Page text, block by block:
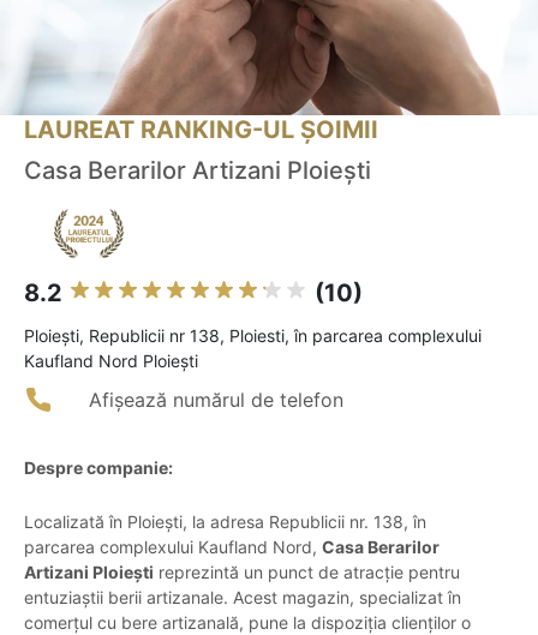
LAUREAT RANKING-UL ȘOIMII
Casa Berarilor Artizani Ploiești
8.2 (10)
Ploieşti, Republicii nr 138, Ploiesti, în parcarea complexului
Kaufland Nord Ploiești
Afișează numărul de telefon
Despre companie:
Localizată în Ploiești, la adresa Republicii nr. 138, în
parcarea complexului Kaufland Nord, Casa Berarilor
Artizani Ploiești reprezintă un punct de atracție pentru
entuziaștii berii artizanale. Acest magazin, specializat în
comerțul cu bere artizanală, pune la dispoziția clienților o